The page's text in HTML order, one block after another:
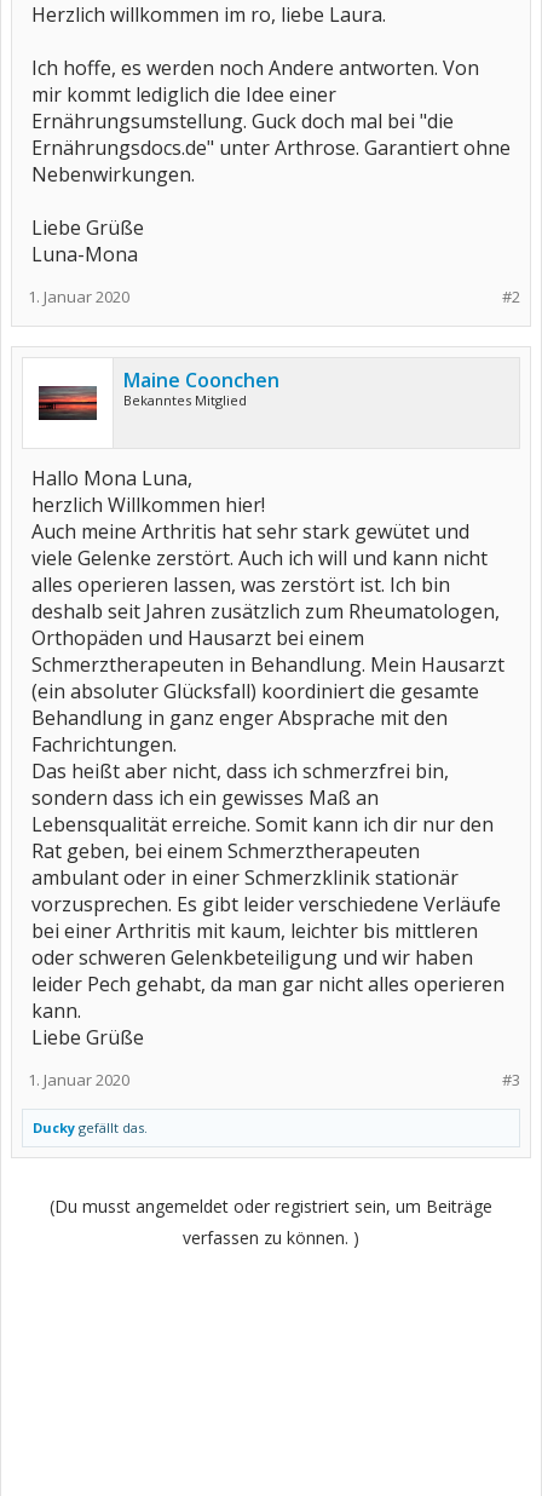
Herzlich willkommen im ro, liebe Laura.
Ich hoffe, es werden noch Andere antworten. Von
mir kommt lediglich die Idee einer
Ernährungsumstellung. Guck doch mal bei "die
Ernährungsdocs.de" unter Arthrose. Garantiert ohne
Nebenwirkungen.
Liebe Grüße
Luna-Mona
#2
1. Januar 2020
Maine Coonchen
Bekanntes Mitglied
Hallo Mona Luna,
herzlich Willkommen hier!
Auch meine Arthritis hat sehr stark gewütet und
viele Gelenke zerstört. Auch ich will und kann nicht
alles operieren lassen, was zerstört ist. Ich bin
deshalb seit Jahren zusätzlich zum Rheumatologen,
Orthopäden und Hausarzt bei einem
Schmerztherapeuten in Behandlung. Mein Hausarzt
(ein absoluter Glücksfall) koordiniert die gesamte
Behandlung in ganz enger Absprache mit den
Fachrichtungen.
Das heißt aber nicht, dass ich schmerzfrei bin,
sondern dass ich ein gewisses Maß an
Lebensqualität erreiche. Somit kann ich dir nur den
Rat geben, bei einem Schmerztherapeuten
ambulant oder in einer Schmerzklinik stationär
vorzusprechen. Es gibt leider verschiedene Verläufe
bei einer Arthritis mit kaum, leichter bis mittleren
oder schweren Gelenkbeteiligung und wir haben
leider Pech gehabt, da man gar nicht alles operieren
kann.
Liebe Grüße
#3
1. Januar 2020
Ducky gefällt das.
(Du musst angemeldet oder registriert sein, um Beiträge
verfassen zu können. )